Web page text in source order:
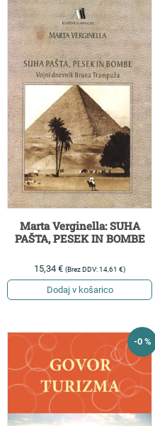
Marta Verginella: SUHA
PAŠTA, PESEK IN BOMBE
15,34€ (Brez DDV:14,61€)
Dodaj v košarico
-0 %